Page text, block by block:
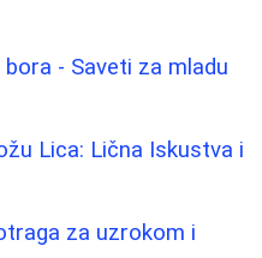
- Saveti za mladu
Lica: Lična Iskustva i
za uzrokom i